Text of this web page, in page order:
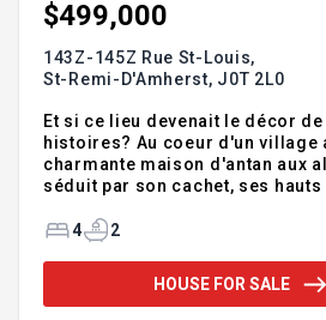
$499,000
143Z-145Z Rue St-Louis,
St-Remi-D'Amherst, J0T 2L0
Et si ce lieu devenait le décor
histoires? Au coeur d'un village
charmante maison d'antan aux
séduit par son cachet, ses
Restaurée avec amour, elle invite
dans sa jolie cour. Son vaste
supplémentaire offre un revenu
4 2
HOUSE FOR SALE